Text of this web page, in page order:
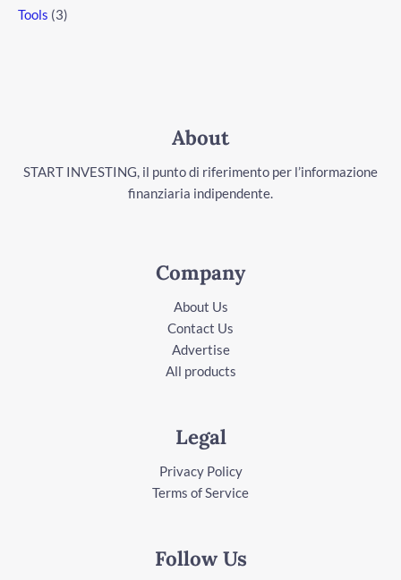
Tools (3)
About
START INVESTING, il punto di riferimento per l’informazione
finanziaria indipendente.
Company
About Us
Contact Us
Advertise
All products
Legal
Privacy Policy
Terms of Service
Follow Us